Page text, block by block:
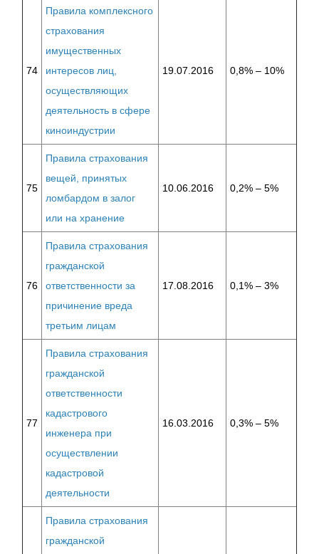
74
Правила комплексного
страхования
имущественных
интересов лиц,
осуществляющих
деятельность в сфере
киноиндустрии
19.07.2016 0,8% – 10%
75
Правила страхования
вещей, принятых
ломбардом в залог
или на хранение
10.06.2016 0,2% – 5%
76
Правила страхования
гражданской
ответственности за
причинение вреда
третьим лицам
17.08.2016 0,1% – 3%
77
Правила страхования
гражданской
ответственности
кадастрового
инженера при
осуществлении
кадастровой
деятельности
16.03.2016 0,3% – 5%
Правила страхования
гражданской